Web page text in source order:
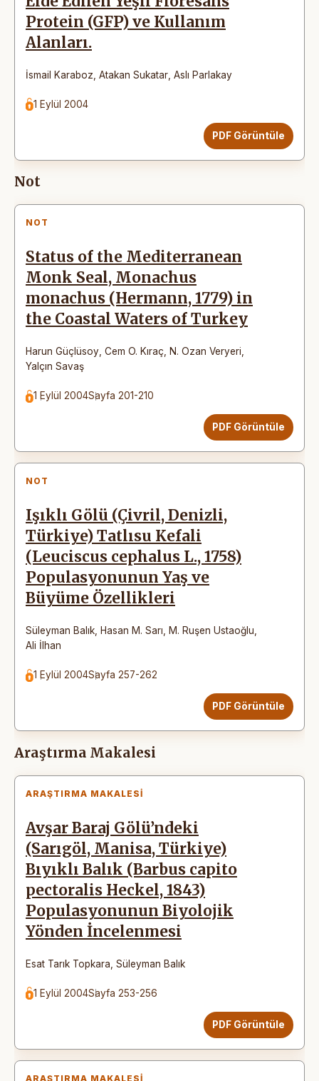
Protein (GFP) ve Kullanım
Alanları.
İsmail Karaboz Atakan Sukatar Aslı Parlakay
1 Eylül 2004
PDF Görüntüle
Not
NOT
Status of the Mediterranean
Monk Seal, Monachus
monachus (Hermann, 1779) in
the Coastal Waters of Turkey
Harun Güçlüsoy Cem O. Kıraç N. Ozan Veryeri
Yalçın Savaş
1 Eylül 2004Sayfa 201-210
PDF Görüntüle
NOT
Işıklı Gölü (Çivril, Denizli,
Türkiye) Tatlısu Kefali
(Leuciscus cephalus L., 1758)
Populasyonunun Yaş ve
Büyüme Özellikleri
Süleyman Balık Hasan M. Sarı M. Ruşen Ustaoğlu
Ali İlhan
1 Eylül 2004Sayfa 257-262
PDF Görüntüle
Araştırma Makalesi
ARAŞTIRMA MAKALESI
Avşar Baraj Gölü’ndeki
(Sarıgöl, Manisa, Türkiye)
Bıyıklı Balık (Barbus capito
pectoralis Heckel, 1843)
Populasyonunun Biyolojik
Yönden İncelenmesi
Esat Tarık Topkara Süleyman Balık
1 Eylül 2004Sayfa 253-256
PDF Görüntüle
ARAŞTIRMA MAKALESI